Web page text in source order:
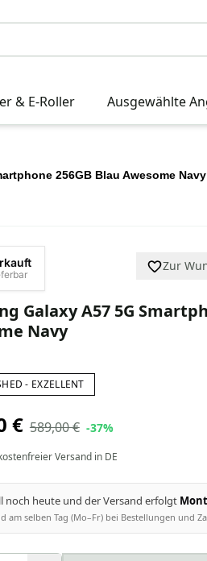
& E-Roller Ausgewählte
256GB Blau Awesome Navy
Zur
Galaxy A57 5G
Navy
- EXZELLENT
€ 589,00 € -37%
Versand in DE
noch heute und der Versand erfolgt
am selben Tag (Mo–Fr) bei Bestellungen und